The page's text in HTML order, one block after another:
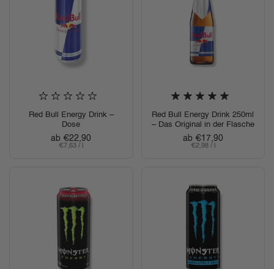
Red Bull Energy Drink –
Dose
Regulärer Preis
ab €22,90
Stückpreis
€7,63 / l
Red Bull Energy Drink 250ml
– Das Original in der Flasche
Regulärer Preis
ab €17,90
Stückpreis
€2,98 / l